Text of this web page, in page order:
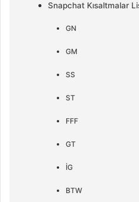
Snapchat Kısaltmalar
GN
GM
SS
ST
FFF
GT
İG
BTW